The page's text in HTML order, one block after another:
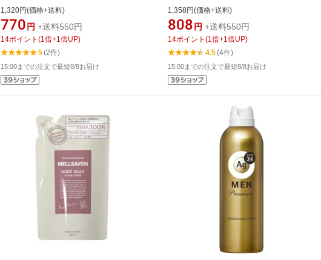
り泡つめかえ （470ml） 〔ボディソー
プ〕【rb_pcp】
1,320円(価格+送料)
770 円 +送料550円
14ポイント (1 倍+1 倍UP)
5(2件)
15:00までの注文で最短8/8お届け
（200ml）【rb_pcp】
1,358円(価格+送料)
808 円 +送料550円
14ポイント (1 倍+1 倍UP)
4.5(4件)
15:00までの注文で最短8/8お届け